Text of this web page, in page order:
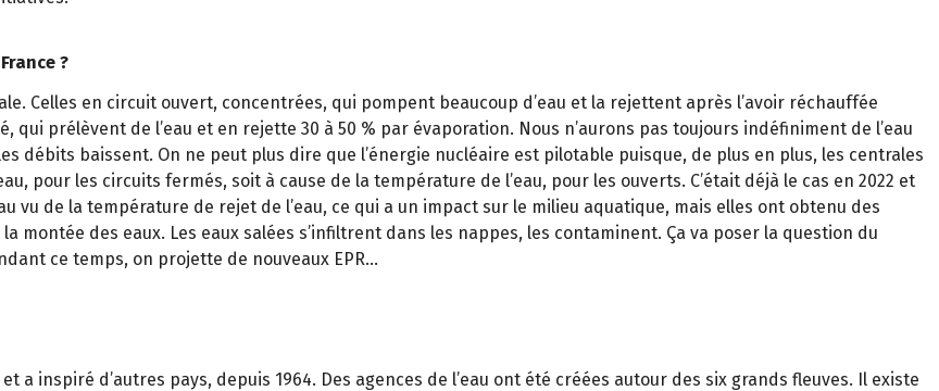
?
Celles en circuit ouvert, concentrées, qui pompent beaucoup d’eau et la rejettent après l’avoir réchauffée
qui prélèvent de l’eau et en rejette 30 à 50 % par évaporation. Nous n’aurons pas toujours indéfiniment de l’eau
débits baissent. On ne peut plus dire que l’énergie nucléaire est pilotable puisque, de plus en plus, les centrales
pour les circuits fermés, soit à cause de la température de l’eau, pour les ouverts. C’était déjà le cas en 2022 et
vu de la température de rejet de l’eau, ce qui a un impact sur le milieu aquatique, mais elles ont obtenu des
montée des eaux. Les eaux salées s’infiltrent dans les nappes, les contaminent. Ça va poser la question du
ce temps, on projette de nouveaux EPR…
a inspiré d’autres pays, depuis 1964. Des agences de l’eau ont été créées autour des six grands fleuves. Il existe